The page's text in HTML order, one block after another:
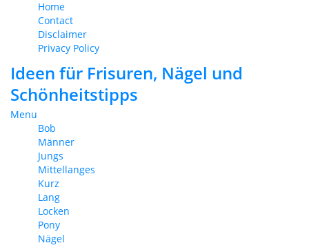
Home
Contact
Disclaimer
Privacy Policy
Ideen für Frisuren, Nägel und
Schönheitstipps
Menu
Bob
Männer
Jungs
Mittellanges
Kurz
Lang
Locken
Pony
Nägel